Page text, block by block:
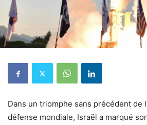
Dans un triomphe sans précédent de
défense mondiale, Israël a marqué